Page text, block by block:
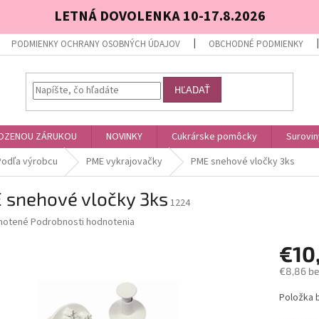
LETNÁ DOVOLENKA 10-17.8.2026
PODMIENKY OCHRANY OSOBNÝCH ÚDAJOV OBCHODNÉ PODMIENKY
HĽADAŤ
ZÁRUKOU NOVINKY Cukrárske pomôcky
výrobcu PME vykrajovačky PME snehové vločky 3ks
snehové vločky 3ks1224
Podrobnosti hodnotenia
€8,86
cena:
Položka